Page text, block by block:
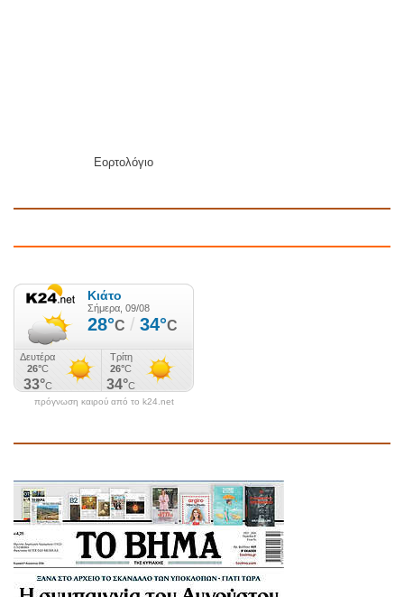
Εορτολόγιο
πρόγνωση καιρού από το k24.net